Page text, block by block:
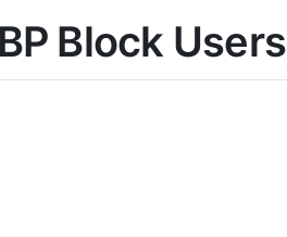
Block Users